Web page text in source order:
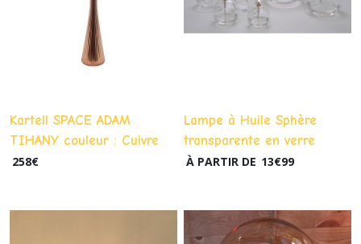
Kartell SPACE ADAM
TIHANY couleur : Cuivre
Métallisé
258€
Lampe à Huile Sphère
transparente en verre
À PARTIR DE 13€99